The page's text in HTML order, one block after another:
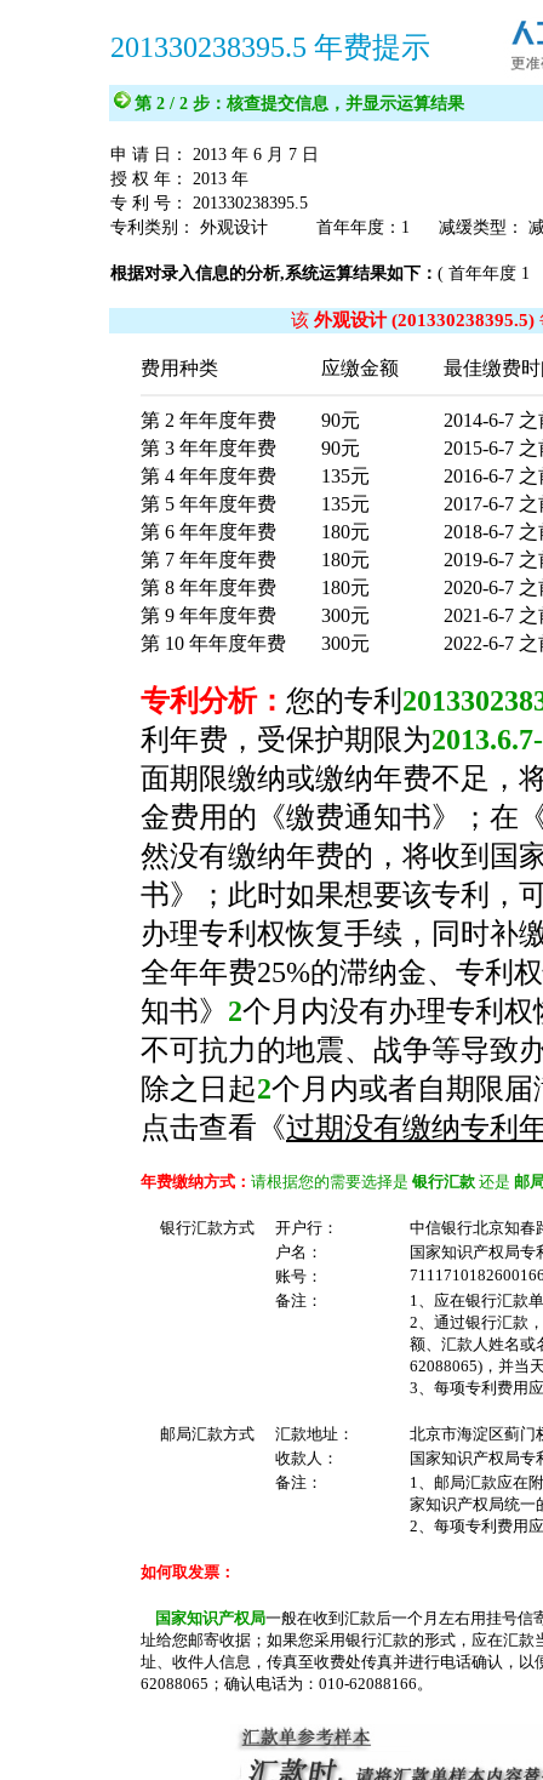
201330238395.5 年费提示
第 2 / 2 步：核查提交信息，并显示运算结果
申 请 日： 2013 年 6 月 7 日
授 权 年： 2013 年
专 利 号： 201330238395.5
专利类别： 外观设计 首年年度：1 减缓类型：
根据对录入信息的分析,系统运算结果如下： ( 首年年度 1
该 外观设计 (201330238395.5)
费用种类 应缴金额 最佳缴费
第 2 年年度年费 90元
2014-6-7 之
第 3 年年度年费
90元
2015-6-7 之
第 4 年年度年费
135元
2016-6-7 之
第 5 年年度年费
135元
2017-6-7 之
第 6 年年度年费
180元
2018-6-7 之
第 7 年年度年费
180元
2019-6-7 之
第 8 年年度年费
180元
2020-6-7 之
第 9 年年度年费
300元
2021-6-7 之
第 10 年年度年费
300元 2022-6-7 之
专利分析： 您的专利
利年费，受保护期限为
面期限缴纳或缴纳年费不足，
金费用的《缴费通知书》；在
然没有缴纳年费的，将收到国
书》；此时如果想要该专利，
办理专利权恢复手续，同时补
全年年费25%的滞纳金、专利
知书》 2个月内没有办理专利
不可抗力的地震、战争等导致
除之日起2个月内或者自期限届
点击查看《过期没有缴纳专利
年费缴纳方式： 请根据您的需要选择是 银行汇款 还是 邮
银行汇款方式 开户行：
中信银行北京知春
户名：
国家知识产权局专
账号：
备注：
1、应在银行汇款
2、通过银行汇款
额、汇款人姓名或
62088065)，并当
3、每项专利费用
邮局汇款方式 汇款地址：
北京市海淀区蓟门
收款人：
国家知识产权局专
备注：
1、邮局汇款应在
家知识产权局统一
2、每项专利费用
如何取发票：
国家知识产权局一般在收到汇款后一个月左右用挂号信
址给您邮寄收据；如果您采用银行汇款的形式，应在汇
址、收件人信息，传真至收费处传真并进行电话确认，
62088065；确认电话为：010-62088166。